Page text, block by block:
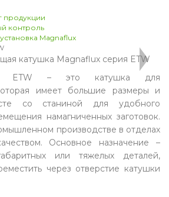
продукции
контроль
Magnaflux
ETW – это катушка для
имеет большие размеры и
со станиной для удобного
намагниченных заготовок.
производстве в отделах
Основное назначение –
или тяжелых деталей,
через отверстие катушки